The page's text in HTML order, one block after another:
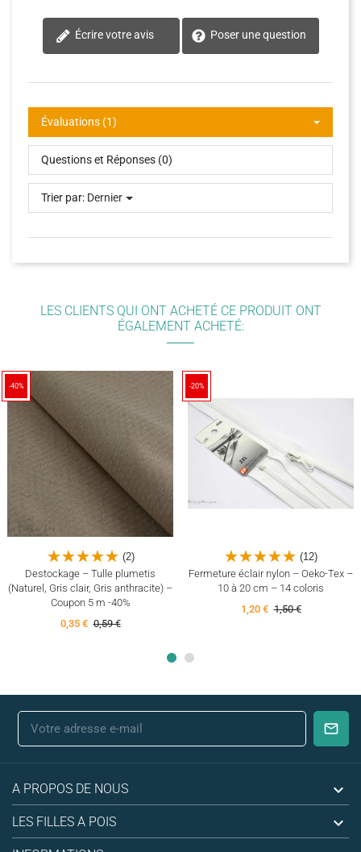
Écrire votre avis Poser une question
Évaluations (1)
Questions et Réponses (0)
Trier par: Dernier
LES CLIENTS QUI ONT ACHETÉ CE PRODUIT ONT
ÉGALEMENT ACHETÉ:
-40%
(2)
Destockage – Tulle plumetis
(Naturel, Gris clair, Gris anthracite) –
Coupon 5 m -40%
0,35 € 0,59 €
-20%
(12)
Fermeture éclair nylon – Oeko-Tex –
10 à 20 cm – 14 coloris
1,20 € 1,50 €
A PROPOS DE NOUS 
LES FILLES A POIS 